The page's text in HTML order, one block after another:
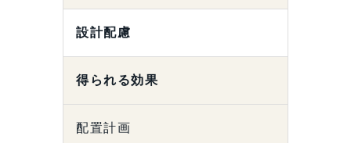
設計配慮
得られる効果
配置計画